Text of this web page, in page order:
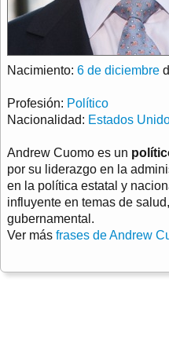
Nacimiento: 6 de diciembre
Profesión: Político
Nacionalidad: Estados
Andrew Cuomo es un
por su liderazgo en la
en la política estatal y
influyente en temas de
gubernamental.
Ver más frases de Andrew